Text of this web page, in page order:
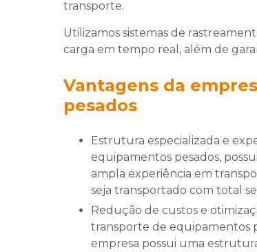
transporte.
Utilizamos sistemas de
carga em tempo real, além de
Vantagens da
pesados
Estrutura especializada e experiente: a RODOPRANCHAS, empresa de transporte de
equipamentos pesados,
ampla experiência em
seja transportado com total
Redução de custos e otimização de tempo: ao escolher a RODOPRANCHAS, empresa de
transporte de equipamentos
empresa possui uma